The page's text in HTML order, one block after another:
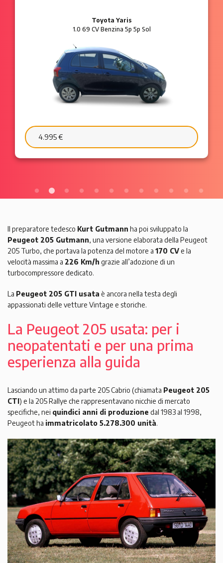
Ford Ka
1.2 8V 69 CV Benzina 3p Plus
6.595 €
Il preparatore tedesco Kurt Gutmann ha poi sviluppato la
Peugeot 205 Gutmann, una versione elaborata della Peugeot
205 Turbo, che portava la potenza del motore a 170 CVe la
velocità massima a 226 Km/h grazie all’adozione di un
turbocompressore dedicato.
La Peugeot 205 GTI usata è ancora nella testa degli
appassionati delle vetture Vintage e storiche.
La Peugeot 205 usata: per i
neopatentati e per una prima
esperienza alla guida
Lasciando un attimo da parte 205 Cabrio (chiamata Peugeot 205
CTI) e la 205 Rallye che rappresentavano nicchie di mercato
specifiche, nei quindici anni di produzione dal 1983 al 1998,
Peugeot ha immatricolato 5.278.300 unità.